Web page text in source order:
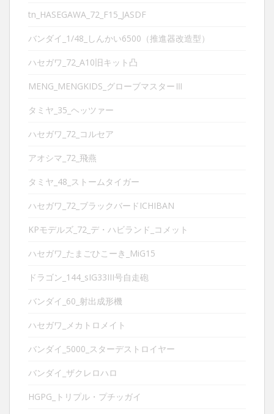
tn_HASEGAWA_72_F15_JASDF
バンダイ_1/48_しんかい6500（推進器改造型）
ハセガワ_72_A10旧キット凸
MENG_MENGKIDS_グローブマスターⅢ
タミヤ_35_ヘッツァー
ハセガワ_72_コルセア
アオシマ_72_飛燕
タミヤ_48_ストームタイガー
ハセガワ_72_ブラックバードICHIBAN
KPモデルズ_72_デ・ハビランド_コメット
ハセガワ_たまごひこーき_MiG15
ドラゴン_144_sIG33III号自走砲
バンダイ_60_射出成形機
ハセガワ_メカトロメイト
バンダイ_5000_スターデストロイヤー
バンダイ_ザクレロハロ
HGPG_トリプル・プチッガイ